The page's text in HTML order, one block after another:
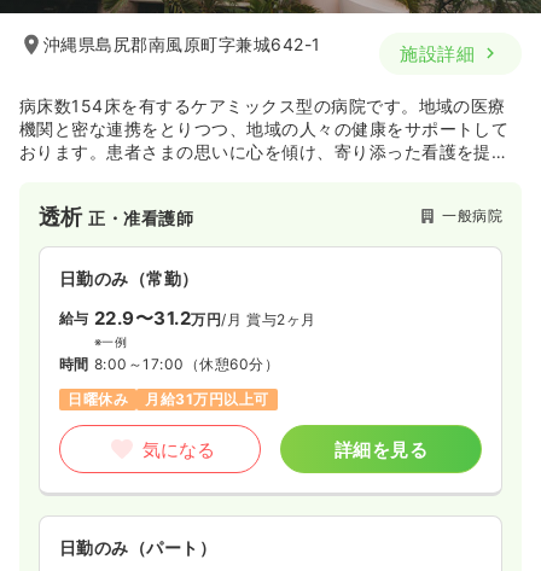
沖縄県島尻郡南風原町字兼城642-1 施設詳細
病床数154床を有するケアミックス型の病院です。地域の医療
機関と密な連携をとりつつ、地域の人々の健康をサポートして
おります。患者さまの思いに心を傾け、寄り添った看護を提供
透析正・准看護師 一般病院
日勤のみ（常勤）
給与 22.9〜31.2万円/月 賞与2ヶ月
※一例
時間 8:00～17:00 （休憩60分）
日曜休み
月給31万円以上可
気になる 詳細を見る
日勤のみ（パート）